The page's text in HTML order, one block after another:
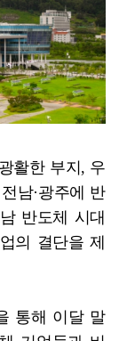
활한 부지, 우
남·광주에 반
반도체 시대
의 결단을 제
통해 이달 말